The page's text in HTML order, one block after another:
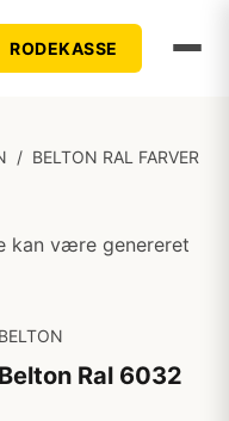
RODEKASSE
/ BELTON RAL FARVER
kan være genereret
BELTON
Belton Ral 6032